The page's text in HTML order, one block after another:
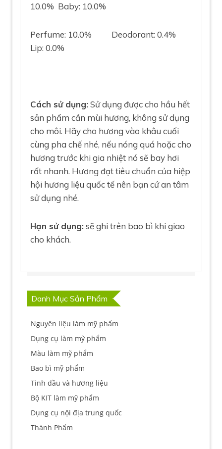
10.0% Baby: 10.0%
Perfume: 10.0% Deodorant: 0.4%
Lip: 0.0%
Cách sử dụng:Sử dụng được cho hầu hết
sản phẩm cần mùi hương, không sử dụng
cho môi. Hãy cho hương vào khâu cuối
cùng pha chế nhé, nếu nóng quá hoặc cho
hương trước khi gia nhiệt nó sẽ bay hơi
rất nhanh. Hương đạt tiêu chuẩn của hiệp
hội hương liệu quốc tế nên bạn cứ an tâm
sử dụng nhé.
Hạn sử dụng:sẽ ghi trên bao bì khi giao
cho khách.
Danh Mục Sản Phẩm
Nguyên liệu làm mỹ phẩm
Dụng cụ làm mỹ phẩm
Màu làm mỹ phẩm
Bao bì mỹ phẩm
Tinh dầu và hương liệu
Bộ KIT làm mỹ phẩm
Dụng cụ nội địa trung quốc
Thành Phẩm